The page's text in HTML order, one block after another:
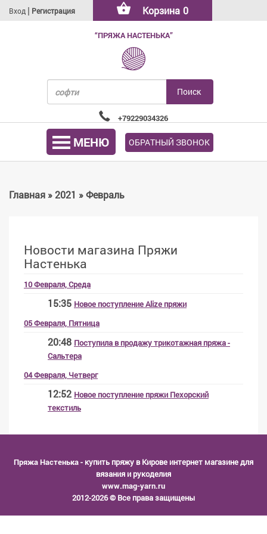
Вход | Регистрация Корзина 0
“ПРЯЖА НАСТЕНЬКА”
+79229034326
МЕНЮ ОБРАТНЫЙ ЗВОНОК
Главная»2021 »Февраль
Новости магазина Пряжи
Настенька
10 Февраля, Среда
15:35 Новое поступление Alize пряжи
05 Февраля, Пятница
20:48 Поступила в продажу трикотажная пряжа -
Сальтера
04 Февраля, Четверг
12:52 Новое поступление пряжи Пехорский
текстиль
Пряжа Настенька- купить пряжу в Кирове интернет магазине для
вязания и рукоделия
www.mag-yarn.ru
2012-2026 © Все права защищены